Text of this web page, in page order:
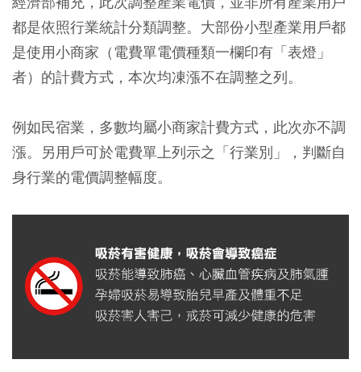
都是依照行業統計分類調整。大部份小型產業用戶都
是使用小商家（電費單電價種類一欄印有「表燈」
者）的計費方式，本次均凍漲不在調整之列。
例如民宿業，多數均屬小商家計費方式，此次亦不調
漲。另用戶可於電費單上列示之「行業別」，判斷自
身行業的電價調整幅度。